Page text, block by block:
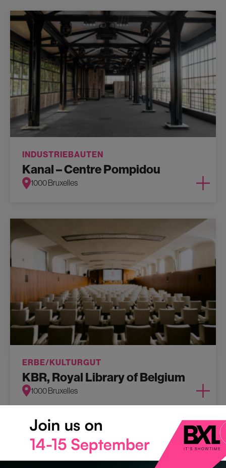
INDUSTRIEBAUTEN
Kanal – Centre Pompidou
1000 Bruxelles
ERBE/KULTURGUT
KBR, Royal Library of Belgium
1000 Bruxelles